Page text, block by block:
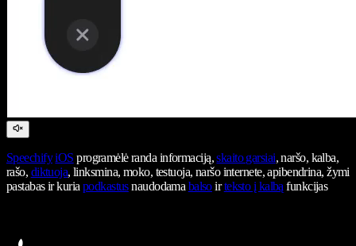
Speechify iOS programėlė randa informaciją,skaito garsiai, naršo, kalba,
rašo, diktuoja, linksmina, moko, testuoja, naršo internete, apibendrina, žymi
pastabas ir kuriapodkastusnaudodamabalsoirteksto į kalbąfunkcijas